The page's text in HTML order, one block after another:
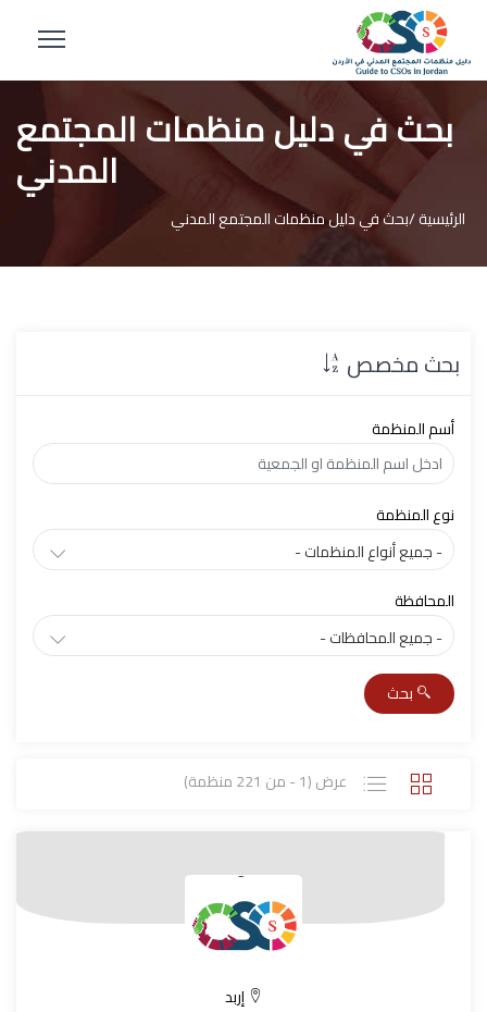
بحث في دليل منظمات المجتمع
المدني
الرئيسية /بحث في دليل منظمات المجتمع المدني
بحث مخصص
أسم المنظمة
نوع المنظمة
المحافظة
بحث
عرض (1 - من 221 منظمة)
إربد